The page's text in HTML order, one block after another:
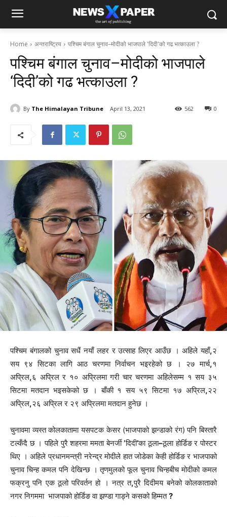
Home अन्तराष्ट्रिय पश्चिम बंगाल चुनाव–मोदीको भाजपाले 'दिदी'को गढ भत्काउला ?
पश्चिम बंगाल चुनाव–मोदीको भाजपाले
‘दिदी’को गढ भत्काउला ?
By The Himalayan Tribune April 13, 2021 0
562
पश्चिम बंगालको चुनाव सधैं नयाँ लहर र उत्साह लिएर आउँछ । अहिले यहाँ,२
सय ९४ सिटका लागि आठ चरणमा निर्वाचन भइरहेको छ । २७ मार्च,१
अप्रिल,६ अप्रिल र १० अप्रिलमा गरी चार चरणमा अहिलेसम्म १ सय ३५
सिटमा मतदान भइसकेको छ । बाँकी १ सय ५९ सिटमा १७ अप्रिल,२२
अप्रिल,२६ अप्रिल र २९ अप्रिलमा मतदान हुनेछ ।
चुनावमा व्यस्त कोलकातामा यसपटक केसर (भाजपाको झन्डाको रंग) पनि बिस्तारै
टल्कँदै छ । पहिले पुरै शहरमा ममता बेनर्जी‘दिदी’का ठूला–ठूला होर्डिङ र पोस्टर
थिए । अहिले प्रधानमन्त्री नरेन्द्र मोदीले हात जोडेका केही होर्डिङ र भाजपाको
चुनाव चिन्ह कमल पनि देखिन्छ । तृणमुलको फूल चुनाव चिन्हबीच मोदीको कमल
फक्रनु पनि एक ठूलो परिवर्तन हो । नत्र त,पुरै दिदीमय बनेको कोलकाताको
नगर निगममा भाजपाको होर्डिङ वा झण्डा गाड्ने कसको हिम्मत?